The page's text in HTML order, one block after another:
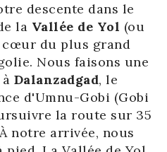
descente dans le
la Vallée de Yol (ou
cœur du plus grand
Nous faisons une
Dalanzadgad, le
d'Umnu-Gobi (Gobi
la route sur 35
notre arrivée, nous